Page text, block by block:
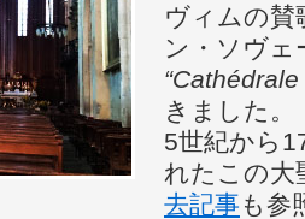
ヴィムの賛
ン・ソヴェ
きました。
5世紀から
れたこの大
去記事 も参